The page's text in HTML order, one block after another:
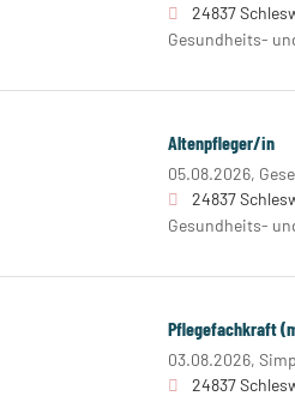
24837
Gesundheits-
Altenpfleger/in
05.08.2026,
24837
Gesundheits-
Pflegefachkraft
03.08.2026,
24837